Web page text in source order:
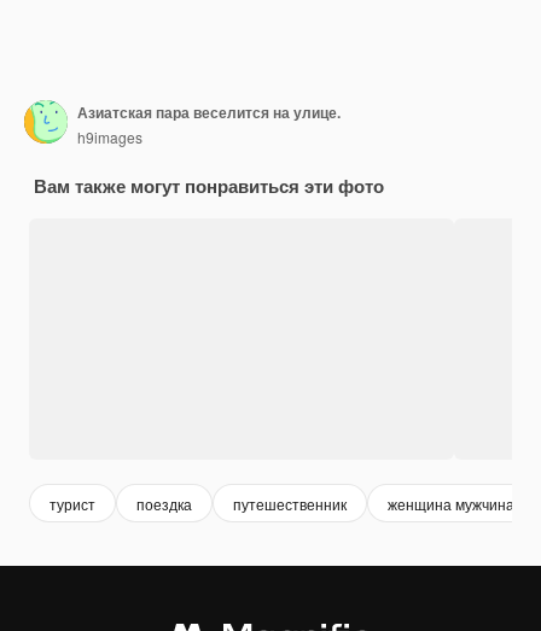
Азиатская пара веселится на улице.
h9images
Вам также могут понравиться эти фото
турист поездка путешественник женщина мужчина